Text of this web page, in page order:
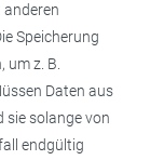
anderen
Speicherung
z. B.
Daten aus
sie solange von
endgültig